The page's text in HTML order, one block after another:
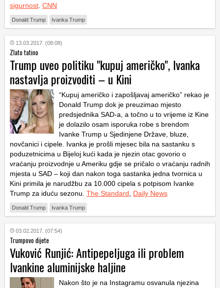
sigurnost CNN
Donald Trump Ivanka Trump
13.03.2017. (08:08)
Zlato tatino
Trump uveo politiku "kupuj američko", Ivanka
nastavlja proizvoditi – u Kini
“Kupuj američko i zapošljavaj američko” rekao je
Donald Trump dok je preuzimao mjesto
predsjednika SAD-a, a točno u to vrijeme iz Kine
je dolazilo osam isporuka robe s brendom
Ivanke Trump u Sjedinjene Države, bluze,
novčanici i cipele. Ivanka je prošli mjesec bila na sastanku s
poduzetnicima u Bijeloj kući kada je njezin otac govorio o
vraćanju proizvodnje u Ameriku gdje se pričalo o vraćanju radnih
mjesta u SAD – koji dan nakon toga sastanka jedna tvornica u
Kini primila je narudžbu za 10.000 cipela s potpisom Ivanke
Trump za iduću sezonu. The Standard Daily News
Donald Trump Ivanka Trump
03.02.2017. (07:54)
Trumpovo dijete
Vuković Runjić: Antipepeljuga ili problem
Ivankine aluminijske haljine
Nakon što je na Instagramu osvanula njezina